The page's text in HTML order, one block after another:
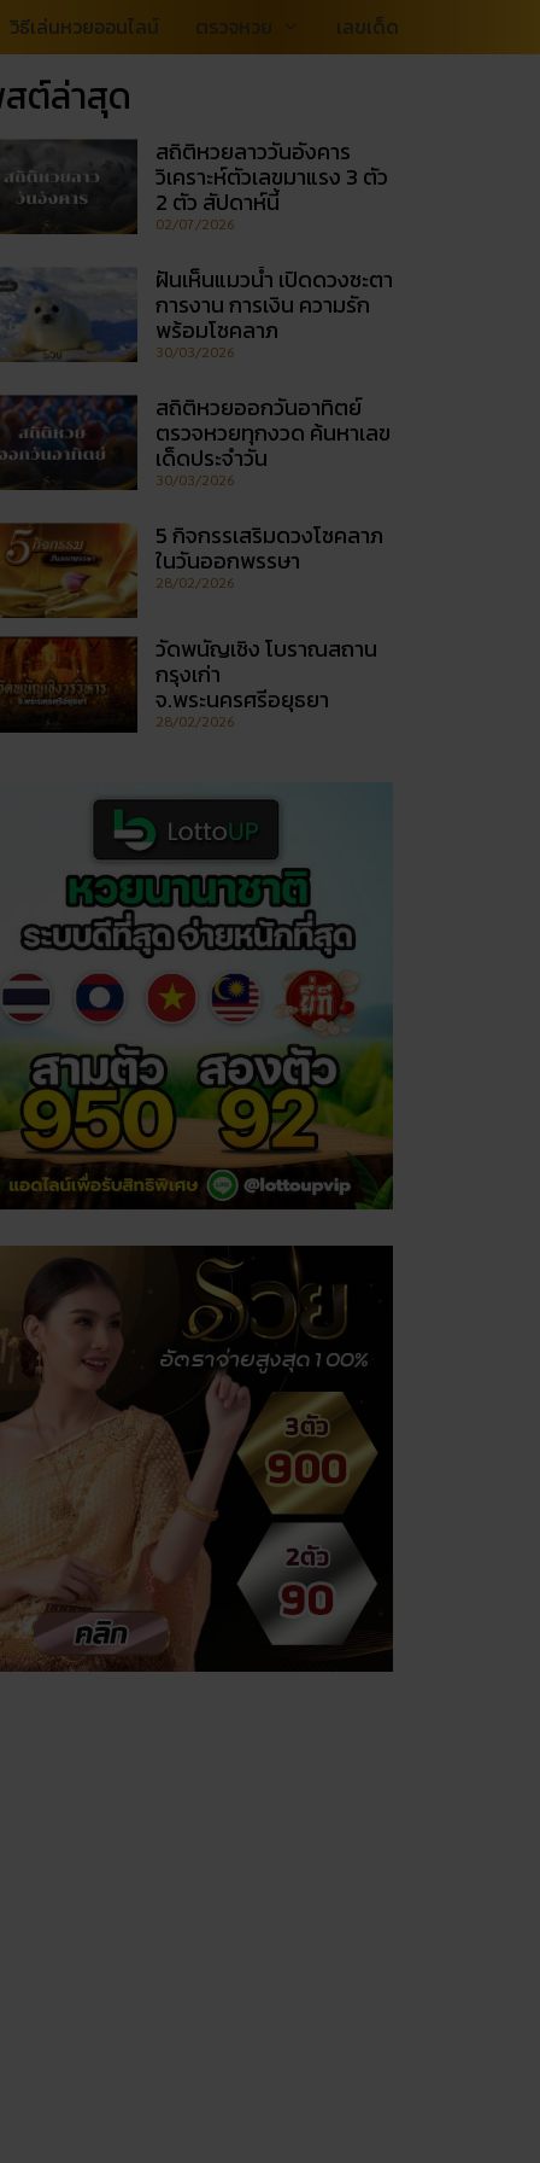
วิธีเล่นหวยออนไลน์ ตรวจหวย เลขเด็ด
ต์ล่าสุด
สถิติหวยลาววันอังคาร
วิเคราะห์ตัวเลขมาแรง 3 ตัว
2 ตัว สัปดาห์นี้
02/07/2026
ฝันเห็นแมวน้ำ เปิดดวงชะตา
การงาน การเงิน ความรัก
พร้อมโชคลาภ
30/03/2026
สถิติหวยออกวันอาทิตย์
ตรวจหวยทุกงวด ค้นหาเลข
เด็ดประจำวัน
30/03/2026
5 กิจกรรเสริมดวงโชคลาภ
ในวันออกพรรษา
28/02/2026
วัดพนัญเชิง โบราณสถาน
กรุงเก่า
จ.พระนครศรีอยุธยา
28/02/2026